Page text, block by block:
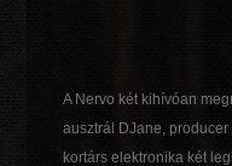
A Nervo két kihívóan
ausztrál DJane,
kortárs elektronika két